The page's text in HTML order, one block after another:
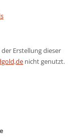
Erstellung dieser
nicht genutzt.